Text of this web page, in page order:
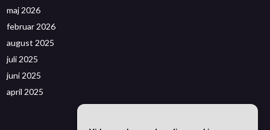
maj 2026
februar 2026
august 2025
juli 2025
juni 2025
april 2025